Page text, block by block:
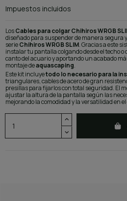
Impuestos incluidos
LosCables para colgar Chihiros WRGB
diseñado para suspender de manera segura
serieChihiros WRGB SLIM. Gracias a este
instalar tu pantalla colgando desde el techo o
canto del acuario y aportando un acabado
montaje deaquascaping.
Este kit incluyetodo lo necesario para la
triangulares, cables de acero de gran
presillas para fijarlos con total seguridad. El
ajustar la altura de la pantalla según las
mejorando la comodidad y la versatilidad en el